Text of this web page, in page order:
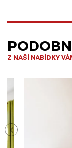
Z NAŠÍ NABÍDKY